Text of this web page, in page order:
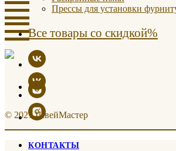
Прессы для установки
Все товары со скидкой%
© 2021 ШвейМастер
КОНТАКТЫ